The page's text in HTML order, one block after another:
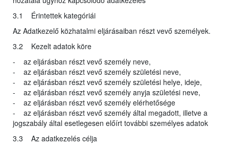
3.1 Érintettek kategóriái
Az Adatkezelő közhatalmi eljárásaiban részt vevő személyek.
3.2 Kezelt adatok köre
- az eljárásban részt vevő személy neve,
- az eljárásban részt vevő személy születési neve,
- az eljárásban részt vevő személy születési helye, ideje,
- az eljárásban részt vevő személy anyja születési neve,
- az eljárásban részt vevő személy elérhetősége
- az eljárásban részt vevő személy által megadott, illetve a
jogszabály által esetlegesen előírt további személyes adatok
3.3 Az adatkezelés célja